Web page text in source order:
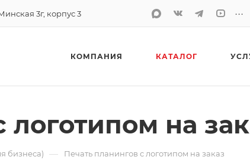
3г, корпус 3 ...
КОМПАНИЯ КАТАЛОГ
логотипом на
бизнеса) — Печать планингов с логотипом на заказ